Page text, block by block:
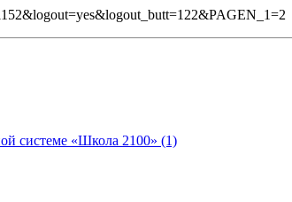
системе «Школа 2100» (1)